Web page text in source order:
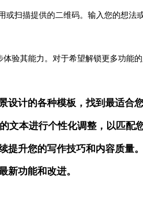
或扫描提供的二维码。输入您的想
验其能力。对于希望解锁更多功
设计的各种模板，找到最适合
文本进行个性化调整，以匹配
提升您的写作技巧和内容质量。
新功能和改进。